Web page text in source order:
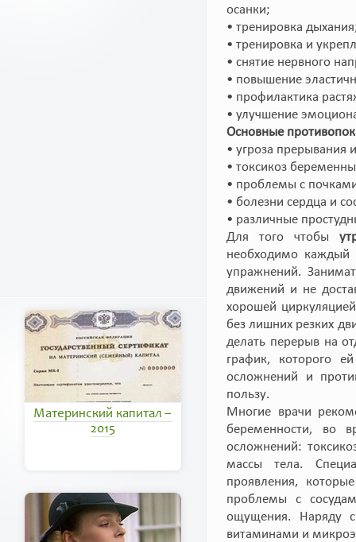
Материнский капитал –
2015
осанки;
• тренировка
• тренировка и
• снятие нервного
• повышение
• профилактика
• улучшение
Основные
• угроза прерывания
• токсикоз
• проблемы с
• болезни сердца и
• различные
Для того чтобы
необходимо каждый
упражнений.
движений и не
хорошей
без лишних резких
делать перерыв на
график, которого
осложнений и
пользу.
Многие врачи
беременности, во
осложнений:
массы тела.
проявления,
проблемы с
ощущения. Наряду с
витаминами и